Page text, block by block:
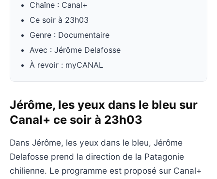
Chaîne : Canal+
Ce soir à 23h03
Genre : Documentaire
Avec : Jérôme Delafosse
À revoir : myCANAL
Jérôme, les yeux dans le bleu sur
Canal+ ce soir à 23h03
Dans Jérôme, les yeux dans le bleu, Jérôme
Delafosse prend la direction de la Patagonie
chilienne. Le programme est proposé sur Canal+